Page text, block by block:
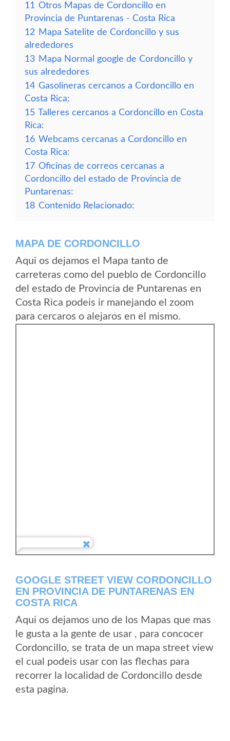
11 Otros Mapas de Cordoncillo en
Provincia de Puntarenas - Costa Rica
12 Mapa Satelite de Cordoncillo y sus
alrededores
13 Mapa Normal google de Cordoncillo y
sus alrededores
14 Gasolineras cercanos a Cordoncillo en
Costa Rica:
15 Talleres cercanos a Cordoncillo en Costa
Rica:
16 Webcams cercanas a Cordoncillo en
Costa Rica:
17 Oficinas de correos cercanas a
Cordoncillo del estado de Provincia de
Puntarenas:
18 Contenido Relacionado:
MAPA DE CORDONCILLO
Aqui os dejamos el Mapa tanto de
carreteras como del pueblo de Cordoncillo
del estado de Provincia de Puntarenas en
Costa Rica podeis ir manejando el zoom
para cercaros o alejaros en el mismo.
GOOGLE STREET VIEW CORDONCILLO
EN PROVINCIA DE PUNTARENAS EN
COSTA RICA
Aqui os dejamos uno de los Mapas que mas
le gusta a la gente de usar , para concocer
Cordoncillo, se trata de un mapa street view
el cual podeis usar con las flechas para
recorrer la localidad de Cordoncillo desde
esta pagina.